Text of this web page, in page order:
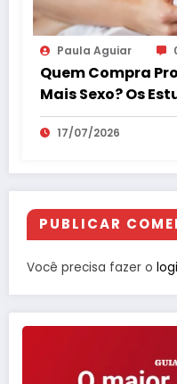
Paula Aguiar
Quem Compra
Mais Sexo? Os
17/07/2026
PUBLICAR
Você precisa fazer o